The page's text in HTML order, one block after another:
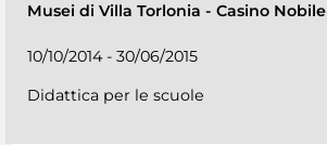
Musei di Villa Torlonia - Casino Nobile
10/10/2014 - 30/06/2015
Didattica per le scuole